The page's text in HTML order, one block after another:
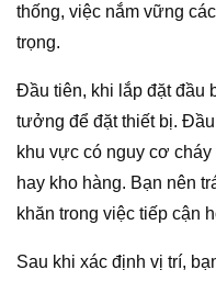
thống, việc nắm vững
trọng.
Đầu tiên, khi lắp đặt đầu
tưởng để đặt thiết bị.
khu vực có nguy cơ
hay kho hàng. Bạn nên
khăn trong việc tiếp cận
Sau khi xác định vị trí,